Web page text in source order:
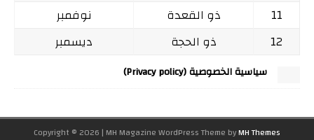
11
ذو القعدة
نوفمبر
12
ذو الحجة ديسمبر
سياسية الخصوصية (Privacy policy)
Copyright © 2026 | MH Magazine WordPress Theme byMH Themes